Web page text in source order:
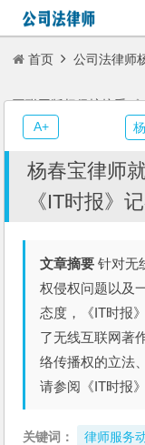
首页 公司法律师
互联网版权保护接受《
杨春宝律师
《IT时报》
文章摘要 针对无
权侵权问题以及
态度，《IT时报
了无线互联网著
络传播权的立法
请参阅《IT时报
关键词： 律师服务
A+